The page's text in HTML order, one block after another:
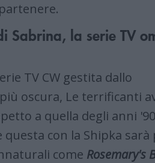
Sabrina, la serie TV
TV CW gestita dallo
oscura, Le terrificanti
a quella degli anni
con la Shipka sarà
come Rosemary's